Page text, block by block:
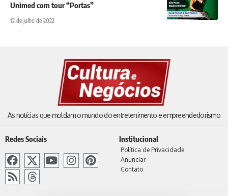
Unimed com tour “Portas”
12 de julho de 2022
As notícias que moldam o mundo do entretenimento e empreendedorismo
Redes Sociais Institucional
Política de Privacidade
Anunciar
Contato